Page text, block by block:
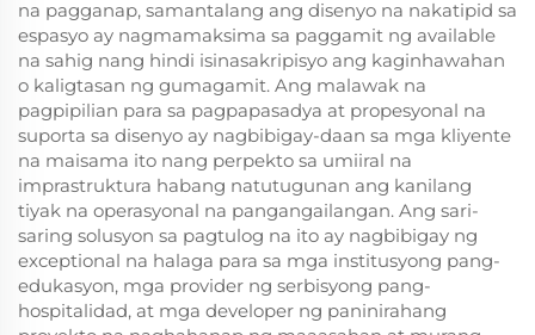
na pagganap, samantalang ang disenyo na nakatipid sa
espasyo ay nagmamaksima sa paggamit ng available
na sahig nang hindi isinasakripisyo ang kaginhawahan
o kaligtasan ng gumagamit. Ang malawak na
pagpipilian para sa pagpapasadya at propesyonal na
suporta sa disenyo ay nagbibigay-daan sa mga kliyente
na maisama ito nang perpekto sa umiiral na
imprastruktura habang natutugunan ang kanilang
tiyak na operasyonal na pangangailangan. Ang sari-
saring solusyon sa pagtulog na ito ay nagbibigay ng
exceptional na halaga para sa mga institusyong pang-
edukasyon, mga provider ng serbisyong pang-
hospitalidad, at mga developer ng paninirahang